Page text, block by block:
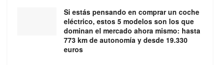
Si estás pensando en comprar un coche
eléctrico, estos 5 modelos son los que
dominan el mercado ahora mismo: hasta
773 km de autonomía y desde 19.330
euros